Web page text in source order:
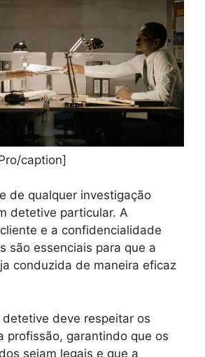
caption]
de qualquer investigação
detetive particular. A
e a confidencialidade
são essenciais para que a
conduzida de maneira eficaz
deve respeitar os
profissão, garantindo que os
sejam legais e que a